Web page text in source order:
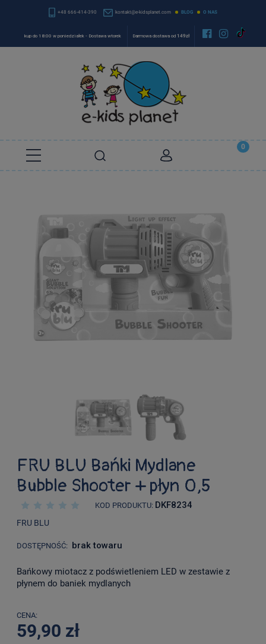
+48 666-414-390 kontakt@e-kidsplanet.com BLOG O NAS
kup do 18:00 w poniedziałek - Dostawa wtorek Darmowa dostawa od 149zł  
FRU BLU Bańki Mydlane
Bubble Shooter + płyn 0,5
KOD PRODUKTU: DKF8234
FRU BLU
DOSTĘPNOŚĆ: brak towaru
Bańkowy miotacz z podświetleniem LED w zestawie z
płynem do baniek mydlanych
CENA:
59,90 zł